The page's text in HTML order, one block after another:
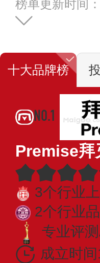
榜单更新时间
十大品牌榜
NO.1
Premise拜
3个行业
2个行业
专业评
成立时